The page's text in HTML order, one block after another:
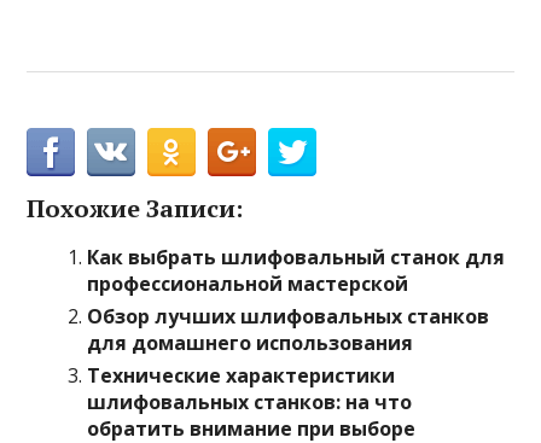
Похожие Записи:
Как выбрать шлифовальный станок для
профессиональной мастерской
Обзор лучших шлифовальных станков
для домашнего использования
Технические характеристики
шлифовальных станков: на что
обратить внимание при выборе